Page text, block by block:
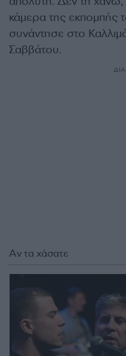
κάμερα της εκπομπής
συνάντησε στο
Σαββάτου.
Αν τα χάσατε